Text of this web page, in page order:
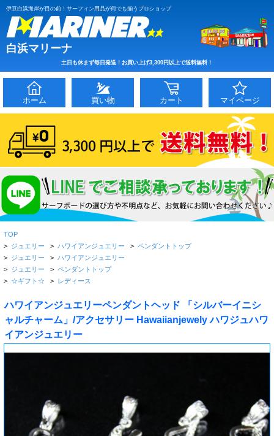
伊豆白浜海岸が目の前！サーフィン用品が何でも揃うプロショップ
白浜マリーナ
土日も休まず毎日発送！お買い上げ3,300円以上で送料無料！
ホーム 買い物 カート マイページ
TOP
> ジュエリー > ハワイアンジュエリー > ペンダントトップ
> ジュエリー > ハワイアンジュエリー
> ジュエリー > ペンダントトップ
> ☆ギフト☆ > レディース
ハワイアンジュエリーペンダントヘッド 「シルバーイニシ
ャルチャーム」/アクセサリー Hawaiianjewely ハワジュハワ
イアンジュエリー